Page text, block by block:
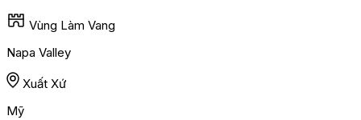
Vùng Làm Vang
Napa Valley
Xuất Xứ
Mỹ